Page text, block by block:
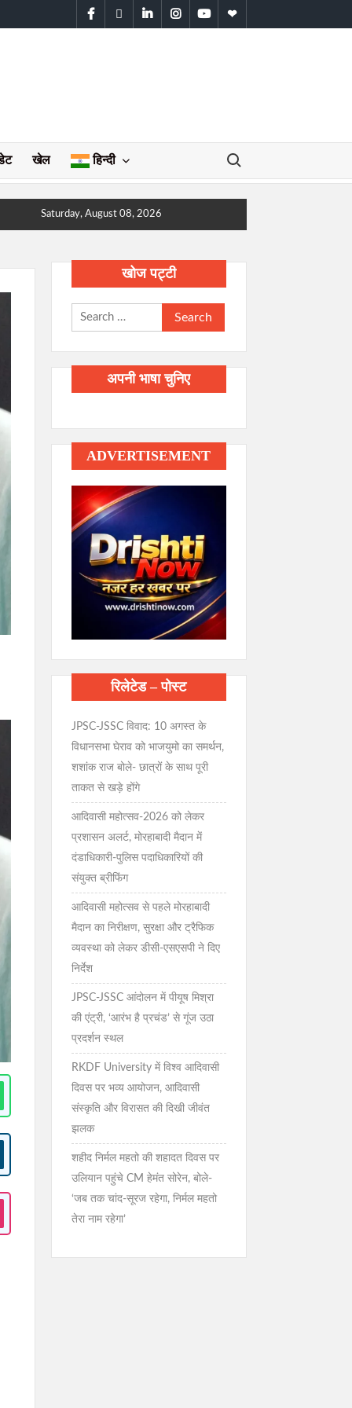
facebooktwitterlinkedininstagramyoutubeWhatsApp
खेल हिन्दी
Search for:
Saturday, August 08, 2026
खोज पट्टी
Search
for:
अपनी भाषा चुनिए
ADVERTISEMENT
रिलेटेड – पोस्ट
JPSC-JSSC विवाद: 10 अगस्त के
विधानसभा घेराव को भाजयुमो का समर्थन,
शशांक राज बोले- छात्रों के साथ पूरी
ताकत से खड़े होंगे
आदिवासी महोत्सव-2026 को लेकर
प्रशासन अलर्ट, मोरहाबादी मैदान में
दंडाधिकारी-पुलिस पदाधिकारियों की
संयुक्त ब्रीफिंग
आदिवासी महोत्सव से पहले मोरहाबादी
मैदान का निरीक्षण, सुरक्षा और ट्रैफिक
व्यवस्था को लेकर डीसी-एसएसपी ने दिए
निर्देश
JPSC-JSSC आंदोलन में पीयूष मिश्रा
की एंट्री, ‘आरंभ है प्रचंड’ से गूंज उठा
प्रदर्शन स्थल
RKDF University में विश्व आदिवासी
दिवस पर भव्य आयोजन, आदिवासी
संस्कृति और विरासत की दिखी जीवंत
झलक
शहीद निर्मल महतो की शहादत दिवस पर
उलियान पहुंचे CM हेमंत सोरेन, बोले-
‘जब तक चांद-सूरज रहेगा, निर्मल महतो
तेरा नाम रहेगा’